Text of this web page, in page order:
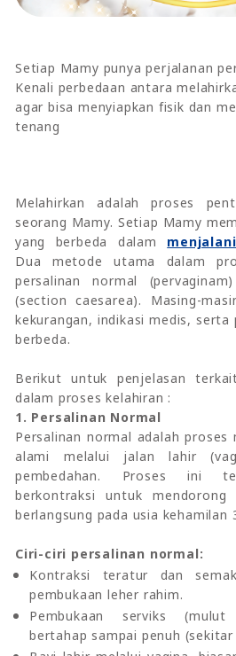
Setiap Mamy punya perjalanan
Kenali perbedaan antara
agar bisa menyiapkan fisik dan
tenang
Melahirkan adalah proses
seorang Mamy. Setiap Mamy
yang berbeda dalam
Dua metode utama dalam
persalinan normal
(section caesarea). Masing-
kekurangan, indikasi medis, serta
berbeda.
Berikut untuk penjelasan
dalam proses kelahiran :
1. Persalinan Normal
Persalinan normal adalah proses
alami melalui jalan lahir
pembedahan. Proses ini
berkontraksi untuk mendorong
berlangsung pada usia kehamilan
Ciri-ciri persalinan normal:
Kontraksi teratur dan
pembukaan leher rahim.
Pembukaan serviks
bertahap sampai penuh (sekitar